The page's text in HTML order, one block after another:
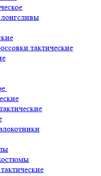
тактические